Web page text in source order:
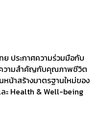
ประกาศความร่วมมือกับ
วามสำคัญกับคุณภาพชีวิต
น้าสร้างมาตรฐานใหม่ของ
ะ Health & Well-being